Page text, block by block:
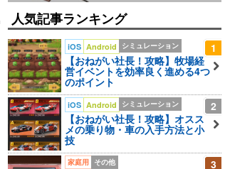
人気記事ランキング
1
iOS Android シミュレーション
【おねがい社長！攻略】牧場経
営イベントを効率良く進める4つ
のポイント
2
iOS Android シミュレーション
【おねがい社長！攻略】オスス
メの乗り物・車の入手方法と小
技
3
家庭用 その他